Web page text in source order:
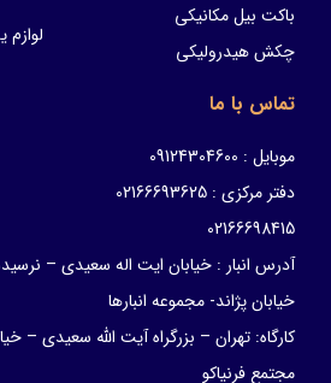
باکت بیل مکانیکی
چکش هیدرولیکی
تماس با ما
موبایل : 09124304600
دفتر مرکزی : 02166693625
02166698415
آدرس انبار : خیابان ایت اله سعیدی –
خیابان پژاند- مجموعه انبارها
کارگاه: تهران – بزرگراه آیت الله سعیدی –
مجتمع فرنیاکو